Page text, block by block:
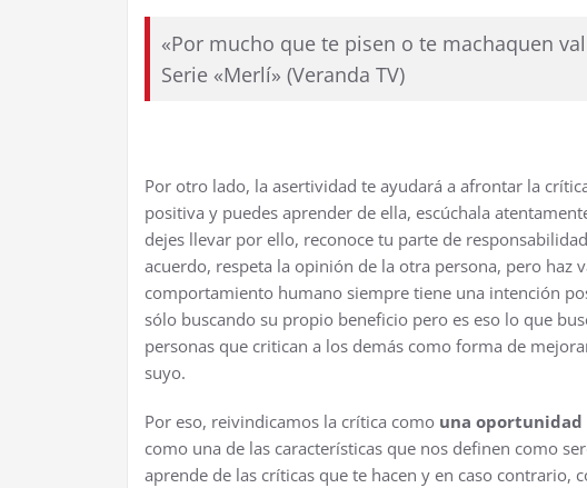
«Por mucho que te pisen o te machaquen
Serie «Merlí» (Veranda TV)
Por otro lado, la asertividad te ayudará a afrontar la
positiva y puedes aprender de ella, escúchala
dejes llevar por ello, reconoce tu parte de
acuerdo, respeta la opinión de la otra persona, pero haz
comportamiento humano siempre tiene una intención
sólo buscando su propio beneficio pero es eso lo que
personas que critican a los demás como forma de
suyo.
Por eso, reivindicamos la crítica como una oportunidad
como una de las características que nos definen como
aprende de las críticas que te hacen y en caso contrario,